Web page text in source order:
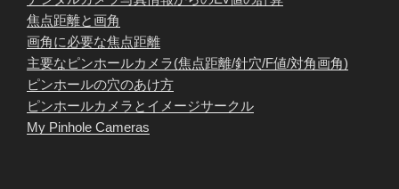
焦点距離と画角
画角に必要な焦点距離
主要なピンホールカメラ(焦点距離/針穴/F値/対角画角)
ピンホールの穴のあけ方
ピンホールカメラとイメージサークル
My Pinhole Cameras